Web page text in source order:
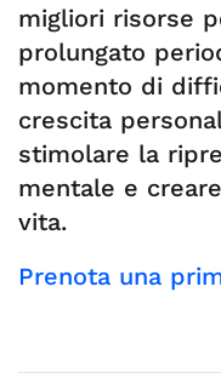
migliori risorse
prolungato
momento di
crescita
stimolare la
mentale e
vita.
Prenota una